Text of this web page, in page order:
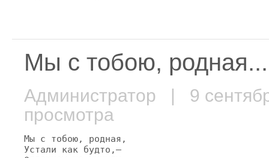
Мы с тобою, родная...
Администратор | 9
просмотра
Мы с тобою, родная,
Устали как будто,—